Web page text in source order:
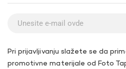
Pri prijavljivanju slažete se da
promotivne materijale od Foto